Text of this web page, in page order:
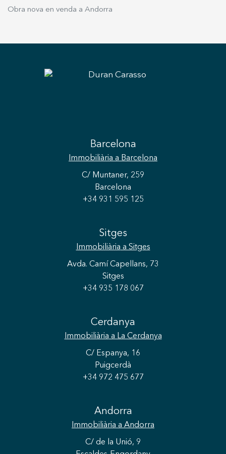
d'una sala d'estar amb sofà, taula de marbre,
una font, la piscina i una gran zona per relaxar-
Obra nova en venda a Andorra
Barcelona
Immobiliària a Barcelona
C/ Muntaner, 259
Barcelona
+34 931 595 125
Sitges
Immobiliària a Sitges
Avda. Camí Capellans, 73
Sitges
+34 935 178 067
Cerdanya
Immobiliària a La Cerdanya
C/ Espanya, 16
Puigcerdà
+34 972 475 677
Andorra
Immobiliària a Andorra
C/ de la Unió, 9